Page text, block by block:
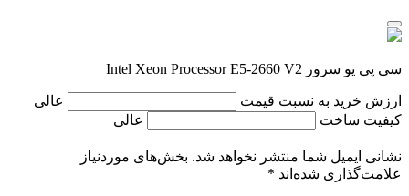
سی پی یو سرور Intel Xeon Processor E5-2660 V2
ارزش خرید به نسبت قیمت
عالی
کیفیت ساخت
عالی
نشانی ایمیل شما منتشر نخواهد شد. بخش‌های موردنیاز
علامت‌گذاری شده‌اند *